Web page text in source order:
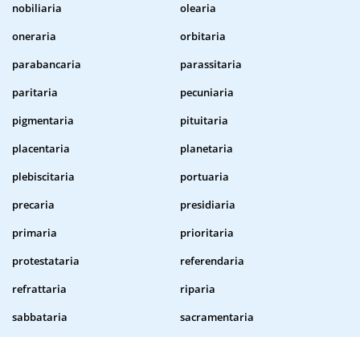
nobiliaria
olearia
oneraria
orbitaria
parabancaria
parassitaria
paritaria
pecuniaria
pigmentaria
pituitaria
placentaria
planetaria
plebiscitaria
portuaria
precaria
presidiaria
primaria
prioritaria
protestataria
referendaria
refrattaria
riparia
sabbataria
sacramentaria